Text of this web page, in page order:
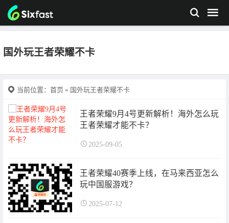
国外玩王者荣耀不卡
当前位置： 首页 » 国外玩王者荣耀不卡
王者荣耀9月4号更新解析！海外怎么玩
王者荣耀才能不卡？
2025-09-05
王者荣耀40赛季上线，在马来西亚怎么
玩中国服游戏？
2025-07-12